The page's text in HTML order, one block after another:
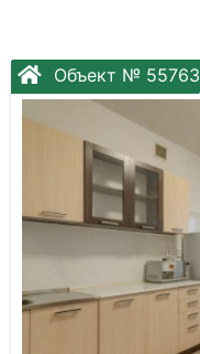
Объект № 55763